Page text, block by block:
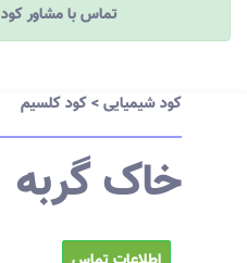
(09190555510) تماس با مشاور کود
کود شیمیایی>کود کلسیم
خاک گربه